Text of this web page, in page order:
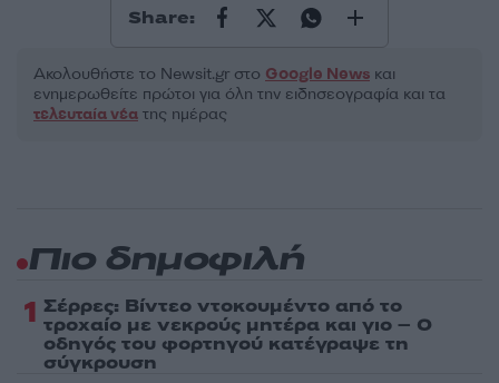
Share:
Ακολουθήστε το Νewsit.gr στο Google News και
ενημερωθείτε πρώτοι για όλη την ειδησεογραφία και τα
τελευταία νέα της ημέρας
Πιο δημοφιλή
1 Σέρρες: Βίντεο ντοκουμέντο από το
τροχαίο με νεκρούς μητέρα και γιο – Ο
οδηγός του φορτηγού κατέγραψε τη
σύγκρουση